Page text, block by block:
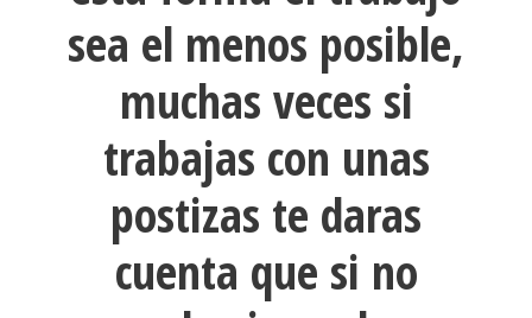
sea el menos posible,
muchas veces si
trabajas con unas
postizas te daras
cuenta que si no